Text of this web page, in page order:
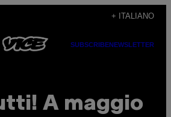
+ ITALIANO
SUBSCRIBENEWSLETTER
A maggio